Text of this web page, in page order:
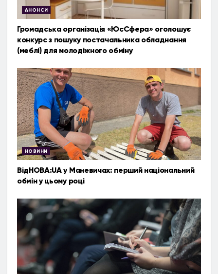
АНОНСИ
Громадська організація «ЮсСфера» оголошує
конкурс з пошуку постачальника обладнання
(меблі) для молодіжного обміну
НОВИНИ
ВідНОВА:UA у Маневичах: перший національний
обмін у цьому році